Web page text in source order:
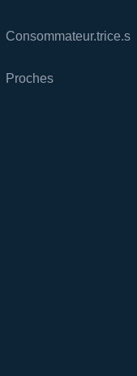
Consommateur.trice.s
Proches